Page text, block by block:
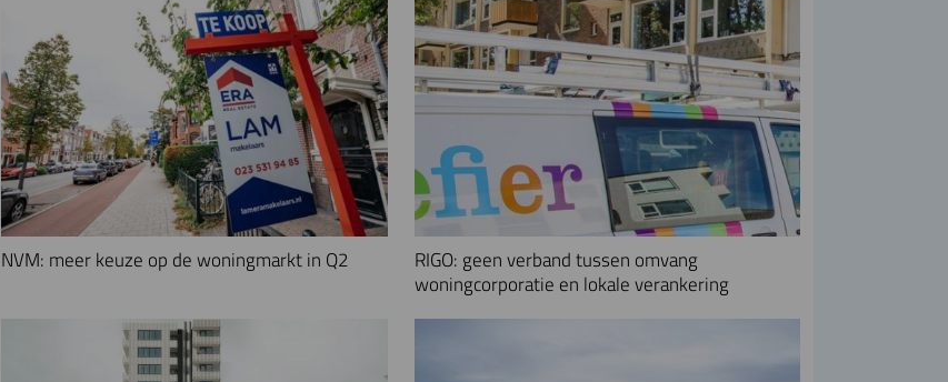
NVM: meer keuze op de woningmarkt in Q2
RIGO: geen verband tussen omvang
woningcorporatie en lokale verankering